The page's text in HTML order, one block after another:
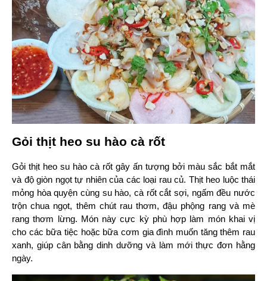
Gỏi thịt heo su hào cà rốt
Gỏi thịt heo su hào cà rốt gây ấn tượng bởi màu sắc bắt mắt
và độ giòn ngọt tự nhiên của các loại rau củ. Thịt heo luộc thái
mỏng hòa quyện cùng su hào, cà rốt cắt sợi, ngấm đều nước
trộn chua ngọt, thêm chút rau thơm, đậu phộng rang và mè
rang thơm lừng. Món này cực kỳ phù hợp làm món khai vị
cho các bữa tiệc hoặc bữa cơm gia đình muốn tăng thêm rau
xanh, giúp cân bằng dinh dưỡng và làm mới thực đơn hằng
ngày.